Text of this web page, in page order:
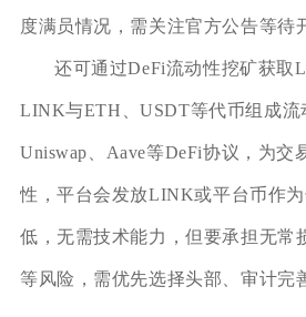
度满员情况，需关注官方公告等待
还可通过DeFi流动性挖矿获取
LINK与ETH、USDT等代币组成流
Uniswap、Aave等DeFi协议，为交
性，平台会发放LINK或平台币作
低，无需技术能力，但要承担无常
等风险，需优先选择头部、审计完